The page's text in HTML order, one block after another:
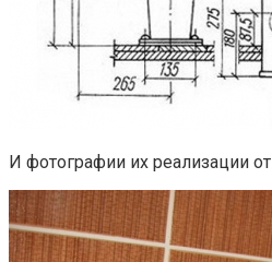
И фотографии их реализации от